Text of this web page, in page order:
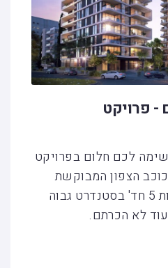
- פרויקט
לכם חלום בפרויקט
הצפון המבוקשת
בתל אביב, המציע דירות 5 חד' בסטנדרט גבוה
לא הכרתם.